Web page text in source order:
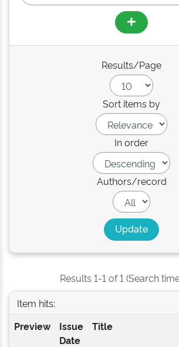
Results/Page
Sort items by
In order
Authors/record
Results 1-1 of 1 (Search
Item hits:
Preview
Issue
Date
Title